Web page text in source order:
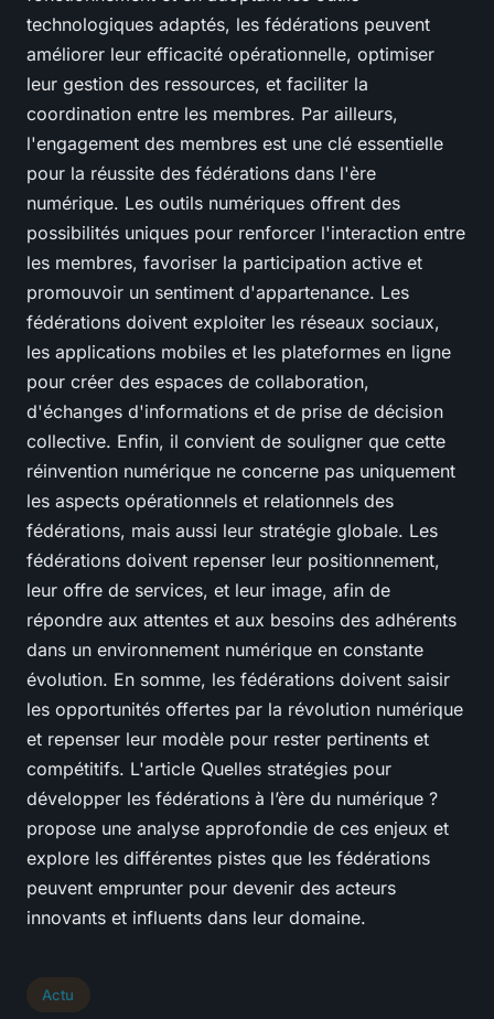
technologiques adaptés, les fédérations peuvent
améliorer leur efficacité opérationnelle, optimiser
leur gestion des ressources, et faciliter la
coordination entre les membres. Par ailleurs,
l'engagement des membres est une clé essentielle
pour la réussite des fédérations dans l'ère
numérique. Les outils numériques offrent des
possibilités uniques pour renforcer l'interaction entre
les membres, favoriser la participation active et
promouvoir un sentiment d'appartenance. Les
fédérations doivent exploiter les réseaux sociaux,
les applications mobiles et les plateformes en ligne
pour créer des espaces de collaboration,
d'échanges d'informations et de prise de décision
collective. Enfin, il convient de souligner que cette
réinvention numérique ne concerne pas uniquement
les aspects opérationnels et relationnels des
fédérations, mais aussi leur stratégie globale. Les
fédérations doivent repenser leur positionnement,
leur offre de services, et leur image, afin de
répondre aux attentes et aux besoins des adhérents
dans un environnement numérique en constante
évolution. En somme, les fédérations doivent saisir
les opportunités offertes par la révolution numérique
et repenser leur modèle pour rester pertinents et
compétitifs. L'article Quelles stratégies pour
développer les fédérations à l’ère du numérique ?
propose une analyse approfondie de ces enjeux et
explore les différentes pistes que les fédérations
peuvent emprunter pour devenir des acteurs
innovants et influents dans leur domaine.
Actu